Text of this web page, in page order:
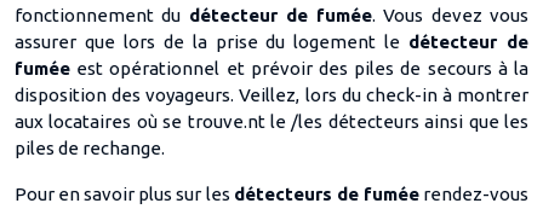
fonctionnement du détecteur de fumée. Vous devez vous
assurer que lors de la prise du logement le détecteur de
fumée est opérationnel et prévoir des piles de secours à la
disposition des voyageurs. Veillez, lors du check-in à montrer
aux locataires où se trouve.nt le /les détecteurs ainsi que les
piles de rechange.
Pour en savoir plus sur les détecteurs de fuméerendez-vous